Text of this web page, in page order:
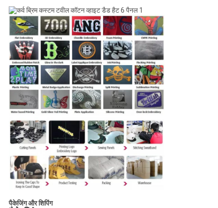
पैकेजिंग और शिपिंग